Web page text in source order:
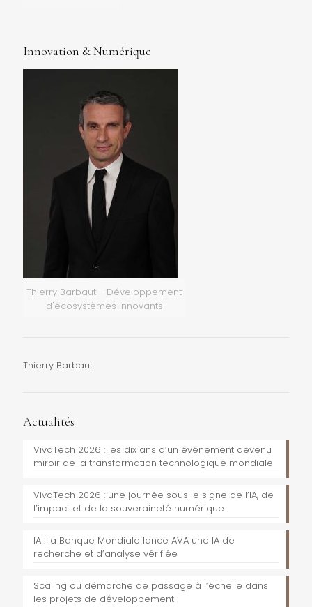
Innovation & Numérique
Thierry Barbaut - Développement
d'écosystèmes innovants
Thierry Barbaut
Actualités
VivaTech 2026 : les dix ans d’un événement devenu
miroir de la transformation technologique mondiale
VivaTech 2026 : une journée sous le signe de l’IA, de
l’impact et de la souveraineté numérique
IA : la Banque Mondiale lance AVA une IA de
recherche et d’analyse vérifiée
Scaling ou démarche de passage à l’échelle dans
les projets de développement